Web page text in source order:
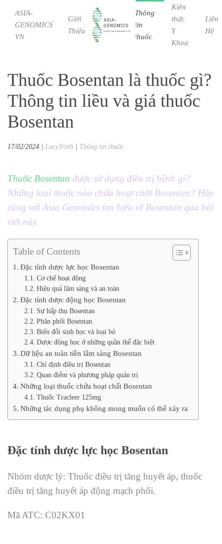
Skip to main content
ASIA-
GENOMICS
VN
Giới
Thiệu
Bệnh
Học
Thông
tin
thuốc
Kiến
thức
Y
Khoa
Liên
Hệ
Thuốc Bosentan là thuốc gì?
Thông tin liều và giá thuốc
Bosentan
17/02/2024 LucyTrinh Thông tin thuốc
Thuốc Bosentan được sử dụng điều trị bệnh gì?
Những loại thuốc nào chứa hoạt chất Bosentan? Hãy
cùng với Asia Genomics tìm hiểu về Bosentan qua bài
viết này.
Table of Contents
Đặc tính dược lực học Bosentan
Cơ chế hoạt động
Hiệu quả lâm sàng và an toàn
Đặc tính dược động học Bosentan
Sự hấp thụ Bosentan
Phân phối Bosentan
Biến đổi sinh học và loại bỏ
Dược động học ở những quần thể đặc biệt
Dữ liệu an toàn tiền lâm sàng Bosentan
Chỉ định điều trị Bosentan
Quan điểm và phương pháp quản trị
Những loại thuốc chứa hoạt chất Bosentan
Thuốc Tracleer 125mg
Những tác dụng phụ không mong muốn có thể xảy ra
Đặc tính dược lực học Bosentan
Nhóm dược lý: Thuốc điều trị tăng huyết áp, thuốc
điều trị tăng huyết áp động mạch phổi.
Mã ATC: C02KX01